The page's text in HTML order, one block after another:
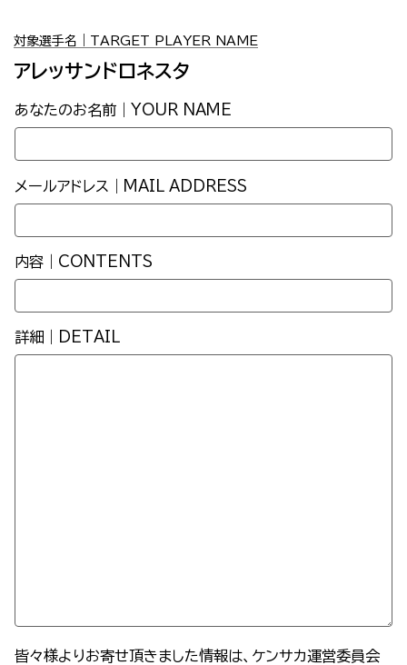
対象選手名｜TARGET PLAYER NAME
アレッサンドロネスタ
あなたのお名前｜YOUR NAME
メールアドレス｜MAIL ADDRESS
内容｜CONTENTS
詳細｜DETAIL
皆々様よりお寄せ頂きました情報は、ケンサカ運営委員会